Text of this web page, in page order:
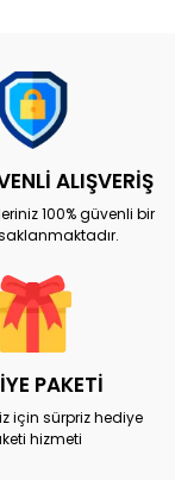
ALIŞVERİŞ
100% güvenli bir
PAKETİ
için sürpriz hediye
hizmeti